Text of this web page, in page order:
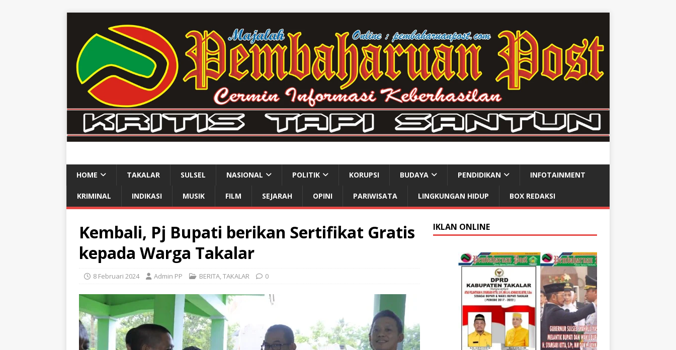
HOME TAKALAR SULSEL NASIONAL POLITIK KORUPSI BUDAYA PENDIDIKAN INFOTAINMENT
KRIMINAL INDIKASI MUSIK FILM SEJARAH OPINI PARIWISATA LINGKUNGAN HIDUP BOX REDAKSI
Kembali, Pj Bupati berikan Sertifikat Gratis
kepada Warga Takalar
8 Februari 2024 Admin PP BERITA TAKALAR 0
IKLAN ONLINE